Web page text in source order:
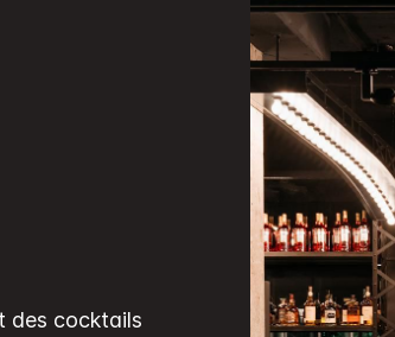
des cocktails